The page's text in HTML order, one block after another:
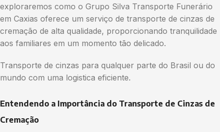
exploraremos como o Grupo Silva Transporte Funerário
em Caxias oferece um serviço de transporte de cinzas de
cremação de alta qualidade, proporcionando tranquilidade
aos familiares em um momento tão delicado.
Transporte de cinzas para qualquer parte do Brasil ou do
mundo com uma logistica eficiente.
Entendendo a Importância do Transporte de Cinzas de
Cremação